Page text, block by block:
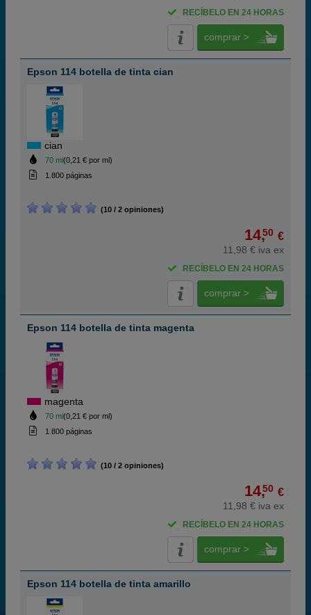
RECÍBELO EN 24 HORAS
comprar >
Epson 114 botella de tinta cian
cian
70 ml(0,21 € por ml)
1.800 páginas
(10 / 2 opiniones)
14,50 €
11,98 € iva ex
RECÍBELO EN 24 HORAS
comprar >
Epson 114 botella de tinta magenta
magenta
70 ml(0,21 € por ml)
1.800 páginas
(10 / 2 opiniones)
14,50 €
11,98 € iva ex
RECÍBELO EN 24 HORAS
comprar >
Epson 114 botella de tinta amarillo